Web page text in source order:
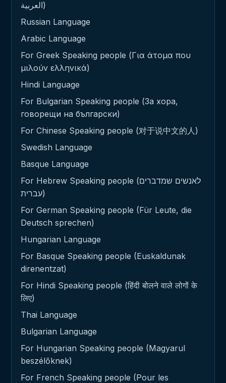
العربية)
Russian Language
Arabic Language
For Greek Speaking people (Για άτομα που
μιλούν ελληνικά)
Hindi Language
For Bulgarian Speaking people (За хора,
говорещи на български)
For Chinese Speaking people (对于说中文的人)
Swedish Language
Basque Language
For Hebrew Speaking people (לאנשים שמדברים
עברית)
For German Speaking people (Für Leute, die
Deutsch sprechen)
Hungarian Language
For Basque Speaking people (Euskaldunak
direnentzat)
For Hindi Speaking people (हिंदी बोलने वाले लोगों के
लिए)
Thai Language
Bulgarian Language
For Hungarian Speaking people (Magyarul
beszélőknek)
For French Speaking people (Pour les